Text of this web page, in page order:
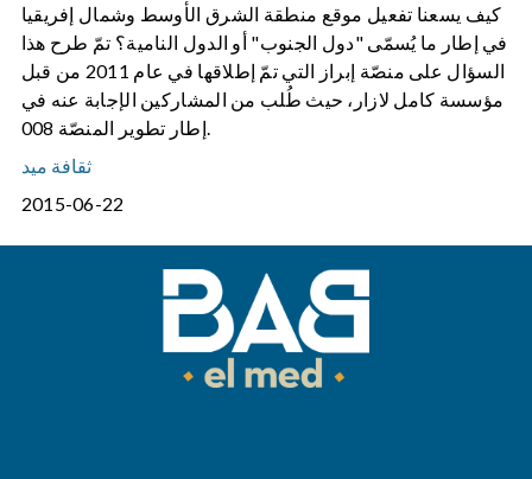
كيف يسعنا تفعيل موقع منطقة الشرق الأوسط وشمال إفريقيا
في إطار ما يُسمّى "دول الجنوب" أو الدول النامية؟ تمّ طرح هذا
السؤال على منصّة إبراز التي تمّ إطلاقها في عام 2011 من قبل
مؤسسة كامل لازار، حيث طُلب من المشاركين الإجابة عنه في
ثقافة ميد
2015-06-22